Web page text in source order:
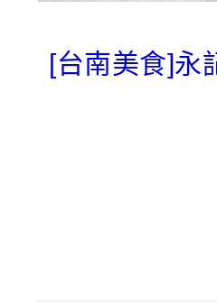
[台南美食]永